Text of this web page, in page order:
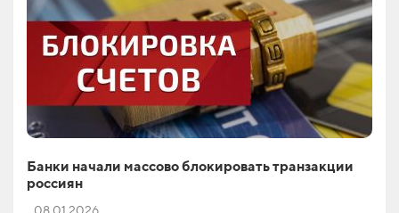
Банки начали массово блокировать транзакции
россиян